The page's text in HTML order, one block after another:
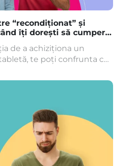
“recondiționat” și
îți dorești să cumperi
de a achiziționa un
te poți confrunta cu
Dar ce înseamnă, de
cu care […]